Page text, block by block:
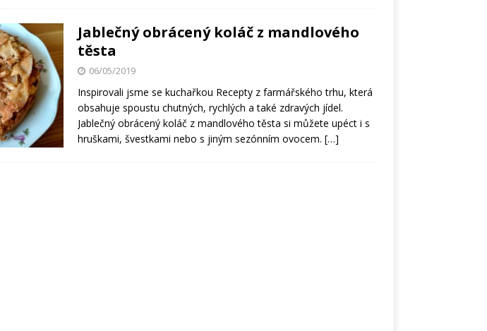
Jablečný obrácený koláč z mandlového
těsta
06/05/2019
Inspirovali jsme se kuchařkou Recepty z farmářského trhu, která
obsahuje spoustu chutných, rychlých a také zdravých jídel.
Jablečný obrácený koláč z mandlového těsta si můžete upéct i s
hruškami, švestkami nebo s jiným sezónním ovocem. […]